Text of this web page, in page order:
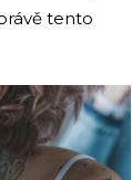
tento